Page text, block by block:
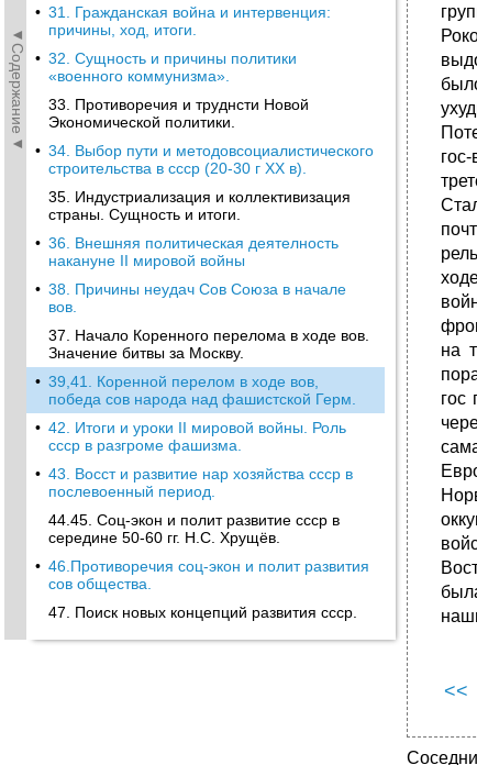
◄Содержание◄
• 31. Гражданская война и интервенция:
причины, ход, итоги.
• 32. Сущность и причины политики
«военного коммунизма».
33. Противоречия и труднсти Новой
Экономической политики.
• 34. Выбор пути и методовсоциалистического
строительства в ссср (20-30 г XX в).
35. Индустриализация и коллективизация
страны. Сущность и итоги.
• 36. Внешняя политическая деятелность
накануне II мировой войны
• 38. Причины неудач Сов Союза в начале
вов.
37. Начало Коренного перелома в ходе вов.
Значение битвы за Москву.
• 39,41. Коренной перелом в ходе вов,
победа сов народа над фашистской Герм.
• 42. Итоги и уроки II мировой войны. Роль
ссср в разгроме фашизма.
• 43. Восст и развитие нар хозяйства ссср в
послевоенный период.
44.45. Соц-экон и полит развитие ссср в
середине 50-60 гг. Н.С. Хрущёв.
• 46.Противоречия соц-экон и полит развития
сов общества.
47. Поиск новых концепций развития ссср.
на
гос
<<